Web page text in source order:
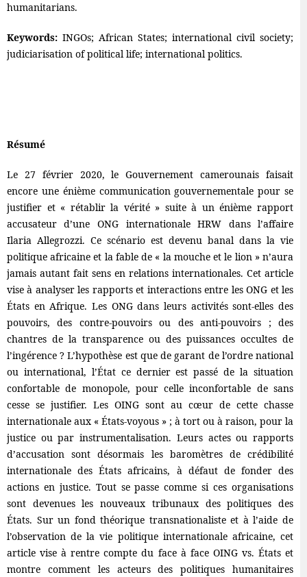
humanitarians.
Keywords:INGOs; African States; international civil society;
judiciarisation of political life; international politics.
Résumé
Le 27 février 2020, le Gouvernement camerounais faisait
encore une énième communication gouvernementale pour se
justifier et « rétablir la vérité » suite à un énième rapport
accusateur d’une ONG internationale HRW dans l’affaire
Ilaria Allegrozzi. Ce scénario est devenu banal dans la vie
politique africaine et la fable de « la mouche et le lion » n’aura
jamais autant fait sens en relations internationales. Cet article
vise à analyser les rapports et interactions entre les ONG et les
États en Afrique. Les ONG dans leurs activités sont-elles des
pouvoirs, des contre-pouvoirs ou des anti-pouvoirs ; des
chantres de la transparence ou des puissances occultes de
l’ingérence ? L’hypothèse est que de garant de l’ordre national
ou international, l’État ce dernier est passé de la situation
confortable de monopole, pour celle inconfortable de sans
cesse se justifier. Les OING sont au cœur de cette chasse
internationale aux « États-voyous » ; à tort ou à raison, pour la
justice ou par instrumentalisation. Leurs actes ou rapports
d’accusation sont désormais les baromètres de crédibilité
internationale des États africains, à défaut de fonder des
actions en justice. Tout se passe comme si ces organisations
sont devenues les nouveaux tribunaux des politiques des
États. Sur un fond théorique transnationaliste et à l’aide de
l’observation de la vie politique internationale africaine, cet
article vise à rentre compte du face à face OING vs. États et
montre comment les acteurs des politiques humanitaires